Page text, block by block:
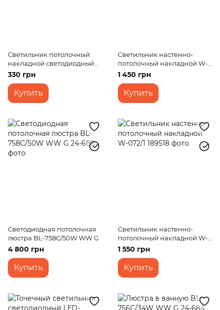
Светильник потолочный
накладной светодиодный
LED-49/12W 60 pcs WW
SMD2835
330 грн
Купить
Светильник настенно-
потолочный накладной W-
070/1
1 450 грн
Купить
Светодиодная потолочная
люстра BL-758С/50W WW G
4 800 грн
Купить
Светильник настенно-
потолочный накладной W-
072/1
1 550 грн
Купить